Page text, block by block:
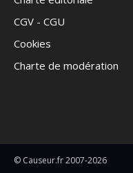
CGV - CGU
Cookies
Charte de modération
© Causeur.fr 2007-2026